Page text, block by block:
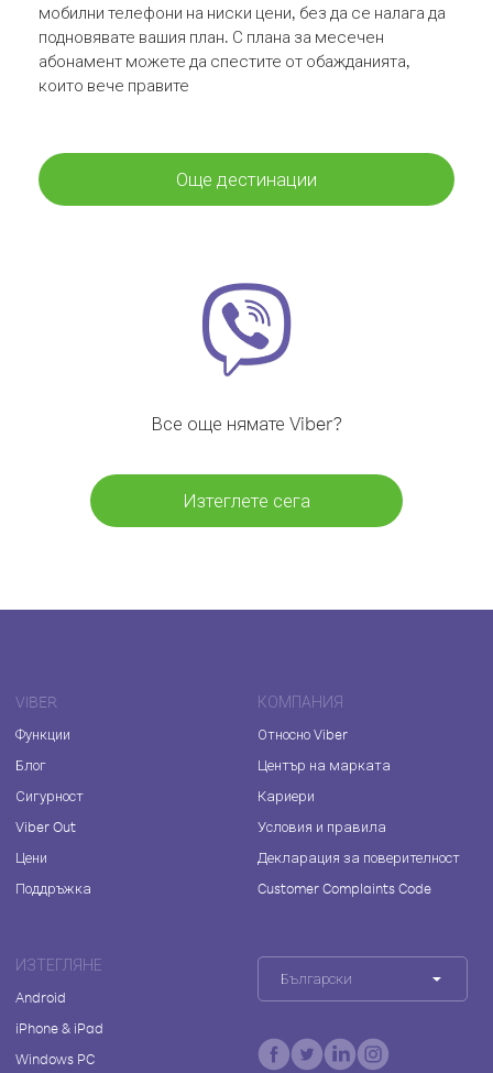
мобилни телефони на ниски цени, без да се налага да
подновявате вашия план. С плана за месечен
абонамент можете да спестите от обажданията,
които вече правите
Още дестинации
Все още нямате Viber?
Изтеглете сега
VIBER
Функции
Блог
Сигурност
Viber Out
Цени
Поддръжка
КОМПАНИЯ
Относно Viber
Център на марката
Кариери
Условия и правила
Декларация за поверителност
Customer Complaints Code
ИЗТЕГЛЯНЕ
Android
iPhone & iPad
Windows PC
Български